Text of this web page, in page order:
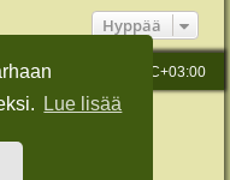
Lue lisää
Hyppää
Kaikki ajat ovat UTC+03:00
© phpBB Limited